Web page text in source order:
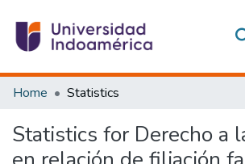
Communities & Collections
Estadísticas Externas
Home Statistics
Statistics for Derecho a